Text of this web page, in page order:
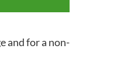
and for a non-